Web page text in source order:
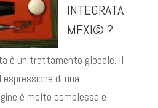
INTEGRATA
MFXI© ?
è un trattamento globale. Il
di una
è molto complessa e